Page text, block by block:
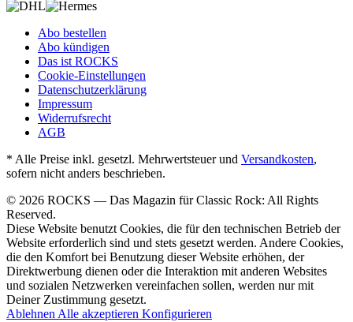
Abo bestellen
Abo kündigen
Das ist ROCKS
Cookie-Einstellungen
Datenschutzerklärung
Impressum
Widerrufsrecht
AGB
* Alle Preise inkl. gesetzl. Mehrwertsteuer und Versandkosten,
sofern nicht anders beschrieben.
© 2026 ROCKS — Das Magazin für Classic Rock: All Rights
Reserved.
Diese Website benutzt Cookies, die für den technischen Betrieb der
Website erforderlich sind und stets gesetzt werden. Andere Cookies,
die den Komfort bei Benutzung dieser Website erhöhen, der
Direktwerbung dienen oder die Interaktion mit anderen Websites
und sozialen Netzwerken vereinfachen sollen, werden nur mit
Deiner Zustimmung gesetzt.
Ablehnen Alle akzeptieren Konfigurieren